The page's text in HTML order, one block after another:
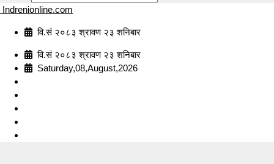
Indrenionline.com
वि.सं २०८३ श्रावण २३ शनिबार
वि.सं २०८३ श्रावण २३ शनिबार
Saturday,08,August,2026